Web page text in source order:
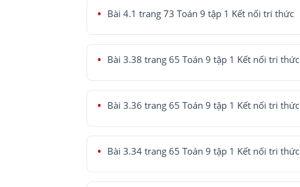
Bài 4.1 trang 73 Toán 9 tập 1 Kết nối tri thức
Bài 3.38 trang 65 Toán 9 tập 1 Kết nối tri thức
Bài 3.36 trang 65 Toán 9 tập 1 Kết nối tri thức
Bài 3.34 trang 65 Toán 9 tập 1 Kết nối tri thức